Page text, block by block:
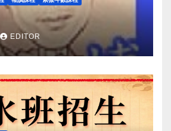
EDITOR